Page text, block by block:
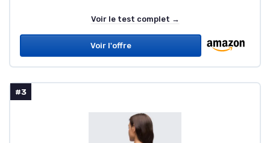
Voir le test complet →
Voir l'offre
#3